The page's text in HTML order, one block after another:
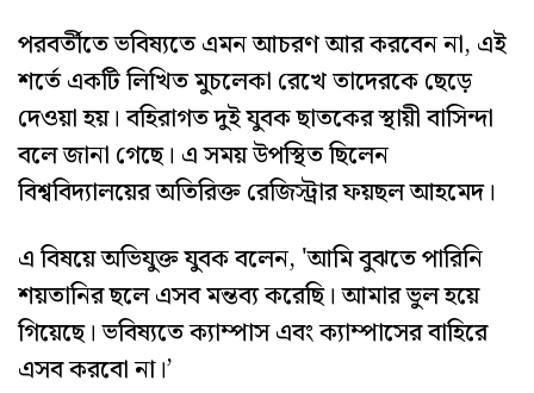
পরবর্তীতে ভবিষ্যতে এমন আচরণ আর করবেন না, এই
শর্তে একটি লিখিত মুচলেকা রেখে তাদেরকে ছেড়ে
দেওয়া হয়। বহিরাগত দুই যুবক ছাতকের স্থায়ী বাসিন্দা
বলে জানা গেছে। এ সময় উপস্থিত ছিলেন
বিশ্ববিদ্যালয়ের অতিরিক্ত রেজিস্ট্রার ফয়ছল আহমেদ।
এ বিষয়ে অভিযুক্ত যুবক বলেন, 'আমি বুঝতে পারিনি
শয়তানির ছলে এসব মন্তব্য করেছি। আমার ভুল হয়ে
গিয়েছে। ভবিষ্যতে ক্যাম্পাস এবং ক্যাম্পাসের বাহিরে
এসব করবো না।’